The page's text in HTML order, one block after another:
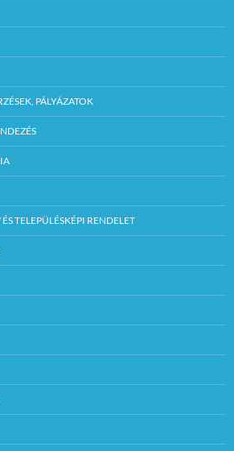
PÁLYÁZATOK
TELEPÜLÉSKÉPI RENDELET